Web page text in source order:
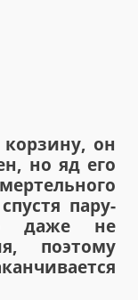
он
но яд его
пару-
даже не
поэтому